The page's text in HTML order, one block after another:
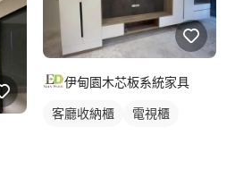
伊甸園木芯板系統家具
客廳收納櫃 電視櫃